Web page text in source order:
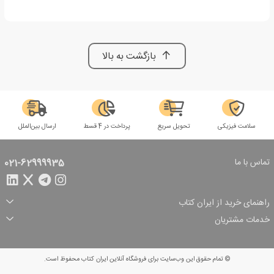
بازگشت به بالا
سلامت فیزیکی تحویل سریع پرداخت در 4 قسط ارسال بین‌الملل
تماس با ما 021-62999935
راهنمای خرید از ایران کتاب
ثبت سفارش
شرایط ارسال سفارش
شیوه پرداخت
تخفیف‌های خرید
خدمات مشتریان
© تمام حقوق این وب‌سایت برای فروشگاه آنلاین ایران کتاب محفوظ است.